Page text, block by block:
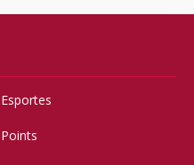
Esportes
Points